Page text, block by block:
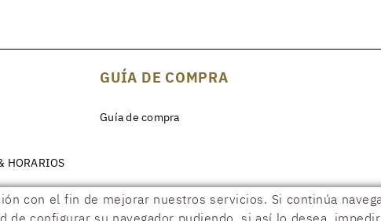
HORARIOS
GUÍA DE COMPRA
Guía de compra
con el fin de mejorar nuestros servicios. Si continúa
configurar su navegador pudiendo, si así lo desea,